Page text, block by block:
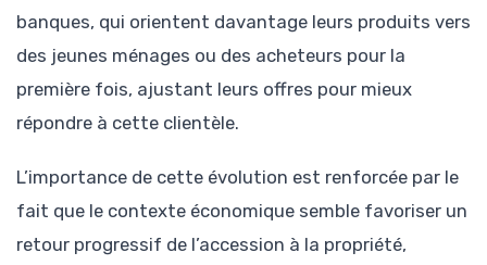
banques, qui orientent davantage leurs produits vers
des jeunes ménages ou des acheteurs pour la
première fois, ajustant leurs offres pour mieux
répondre à cette clientèle.
L’importance de cette évolution est renforcée par le
fait que le contexte économique semble favoriser un
retour progressif de l’accession à la propriété,